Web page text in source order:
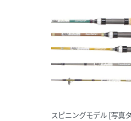
スピニングモデル[写真